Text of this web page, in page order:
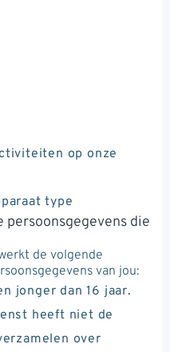
op onze
type
die
de volgende
van jou:
jonger dan 16 jaar.
heeft niet de
over